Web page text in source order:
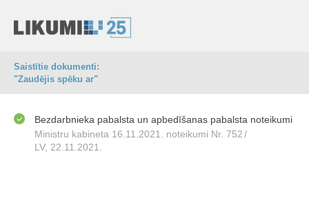
Saistītie dokumenti:
"Zaudējis spēku ar"
Bezdarbnieka pabalsta un apbedīšanas pabalsta noteikumi
Ministru kabineta 16.11.2021. noteikumi Nr. 752/
LV, 22.11.2021.